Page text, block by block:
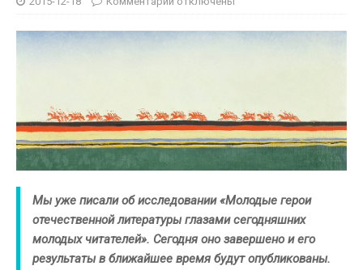
Мы уже писали об исследовании «Молодые герои
отечественной литературы глазами сегодняшних
молодых читателей». Сегодня оно завершено и его
результаты в ближайшее время будут опубликованы.